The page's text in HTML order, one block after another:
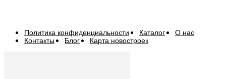
Политика конфиденциальности Каталог
О нас
Контакты
Блог Карта новостроек